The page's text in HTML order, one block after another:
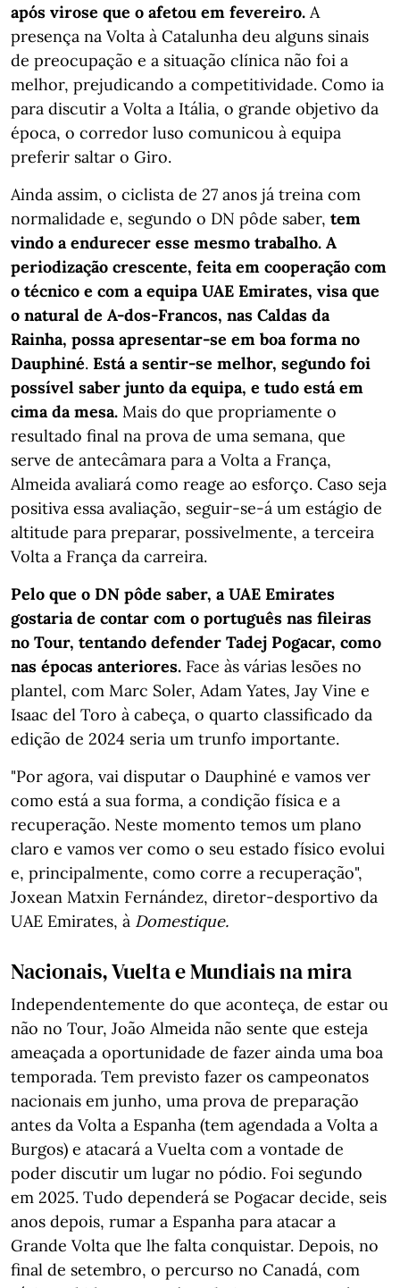
após virose que o afetou em fevereiro. A
presença na Volta à Catalunha deu alguns sinais
de preocupação e a situação clínica não foi a
melhor, prejudicando a competitividade. Como ia
para discutir a Volta a Itália, o grande objetivo da
época, o corredor luso comunicou à equipa
preferir saltar o Giro.
Ainda assim, o ciclista de 27 anos já treina com
normalidade e, segundo o DN pôde saber, tem
vindo a endurecer esse mesmo trabalho. A
periodização crescente, feita em cooperação com
o técnico e com a equipa UAE Emirates, visa que
o natural de A-dos-Francos, nas Caldas da
Rainha, possa apresentar-se em boa forma no
Dauphiné. Está a sentir-se melhor, segundo foi
possível saber junto da equipa, e tudo está em
cima da mesa. Mais do que propriamente o
resultado final na prova de uma semana, que
serve de antecâmara para a Volta a França,
Almeida avaliará como reage ao esforço. Caso seja
positiva essa avaliação, seguir-se-á um estágio de
altitude para preparar, possivelmente, a terceira
Volta a França da carreira.
Pelo que o DN pôde saber, a UAE Emirates
gostaria de contar com o português nas fileiras
no Tour, tentando defender Tadej Pogacar, como
nas épocas anteriores. Face às várias lesões no
plantel, com Marc Soler, Adam Yates, Jay Vine e
Isaac del Toro à cabeça, o quarto classificado da
edição de 2024 seria um trunfo importante.
"Por agora, vai disputar o Dauphiné e vamos ver
como está a sua forma, a condição física e a
recuperação. Neste momento temos um plano
claro e vamos ver como o seu estado físico evolui
e, principalmente, como corre a recuperação",
Joxean Matxin Fernández, diretor-desportivo da
UAE Emirates, à Domestique.
Nacionais, Vuelta e Mundiais na mira
Independentemente do que aconteça, de estar ou
não no Tour, João Almeida não sente que esteja
ameaçada a oportunidade de fazer ainda uma boa
temporada. Tem previsto fazer os campeonatos
nacionais em junho, uma prova de preparação
antes da Volta a Espanha (tem agendada a Volta a
Burgos) e atacará a Vuelta com a vontade de
poder discutir um lugar no pódio. Foi segundo
em 2025. Tudo dependerá se Pogacar decide, seis
anos depois, rumar a Espanha para atacar a
Grande Volta que lhe falta conquistar. Depois, no
final de setembro, o percurso no Canadá, com